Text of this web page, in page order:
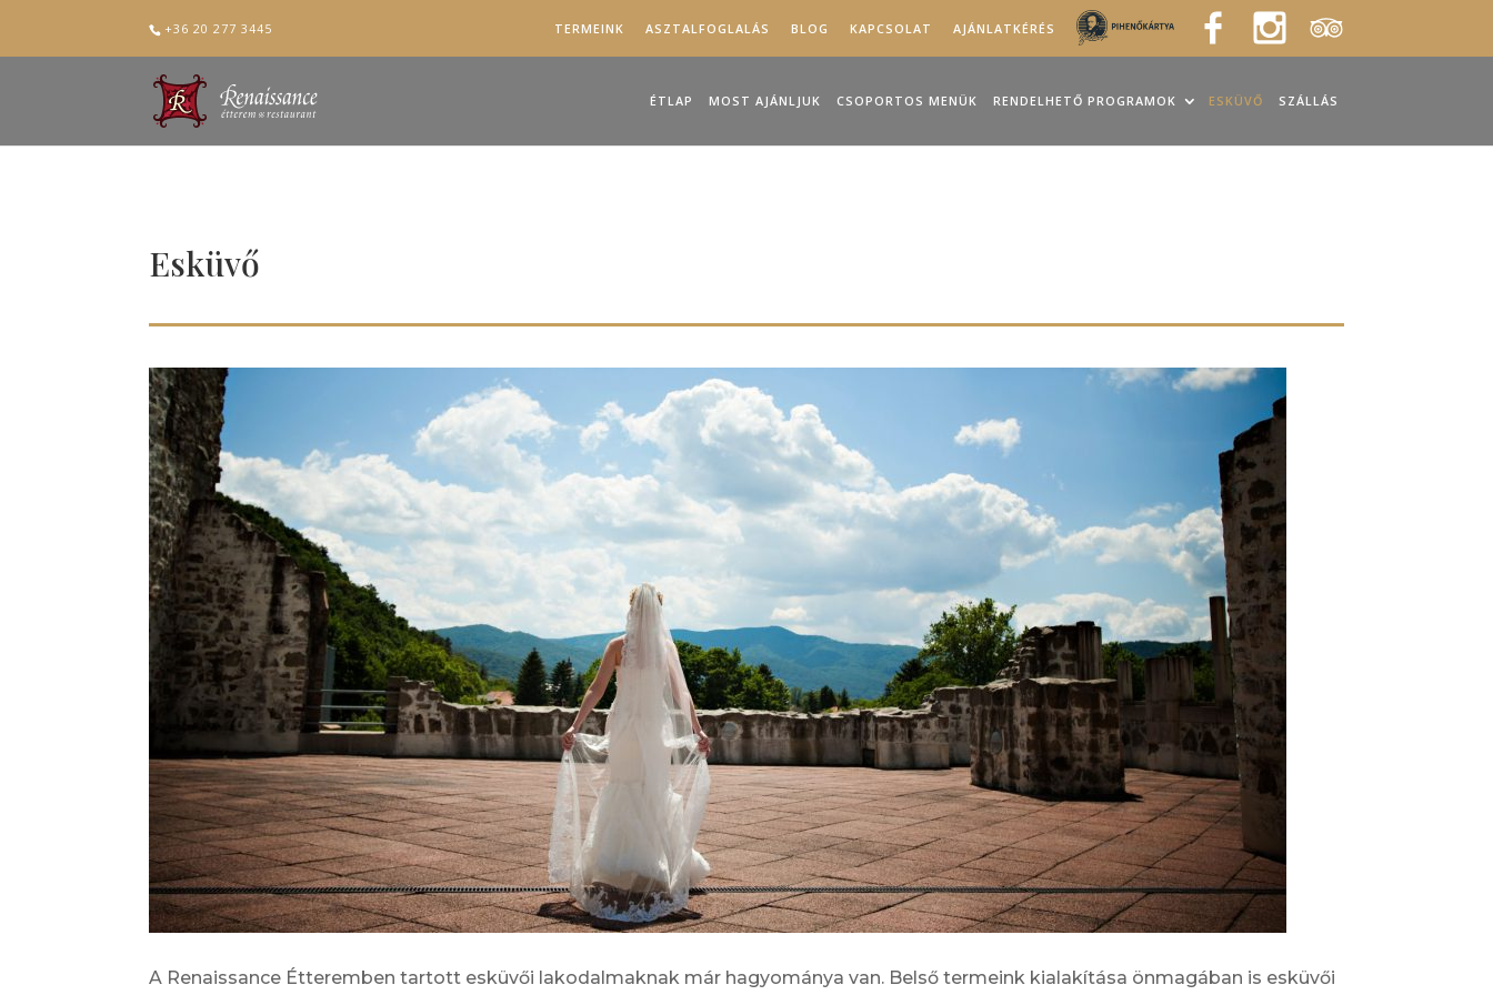
+36 20 277 3445 TERMEINK ASZTALFOGLALÁS BLOG KAPCSOLAT AJÁNLATKÉRÉS
ÉTLAP MOST AJÁNLJUK CSOPORTOS MENÜK RENDELHETŐ PROGRAMOK ESKÜVŐ SZÁLLÁS
Esküvő
A Renaissance Étteremben tartott esküvői lakodalmaknak már hagyománya van. Belső termeink kialakítása önmagában is esküvői